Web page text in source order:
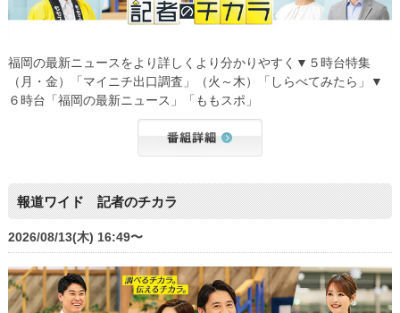
福岡の最新ニュースをより詳しくより分かりやすく▼５時台特集
（月・金）「マイニチ出口調査」（火～木）「しらべてみたら」▼
６時台「福岡の最新ニュース」「ももスポ」
報道ワイド 記者のチカラ
2026/08/13(木) 16:49〜